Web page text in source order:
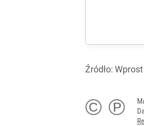
Źródło: Wprost
© ℗